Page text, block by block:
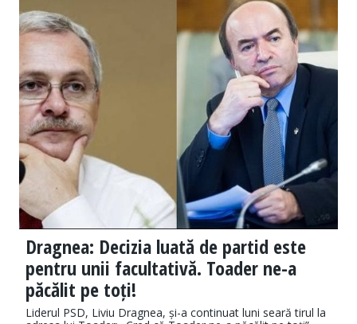
Dragnea: Decizia luată de partid este
pentru unii facultativă. Toader ne-a
păcălit pe toți!
Liderul PSD, Liviu Dragnea, și-a continuat luni seară tirul la